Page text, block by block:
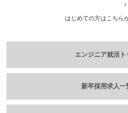
はじめての方はこちら
エンジニア就活ト
新卒採用求人一